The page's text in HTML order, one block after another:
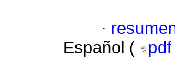
·
Español (
pdf